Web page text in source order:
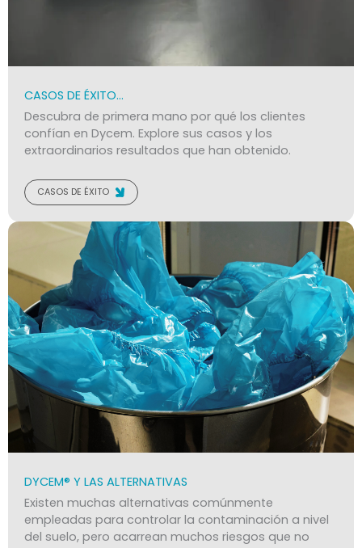
CASOS DE ÉXITO…
Descubra de primera mano por qué los clientes
confían en Dycem. Explore sus casos y los
extraordinarios resultados que han obtenido.
CASOS DE ÉXITO
DYCEM® Y LAS ALTERNATIVAS
Existen muchas alternativas comúnmente
empleadas para controlar la contaminación a nivel
del suelo, pero acarrean muchos riesgos que no